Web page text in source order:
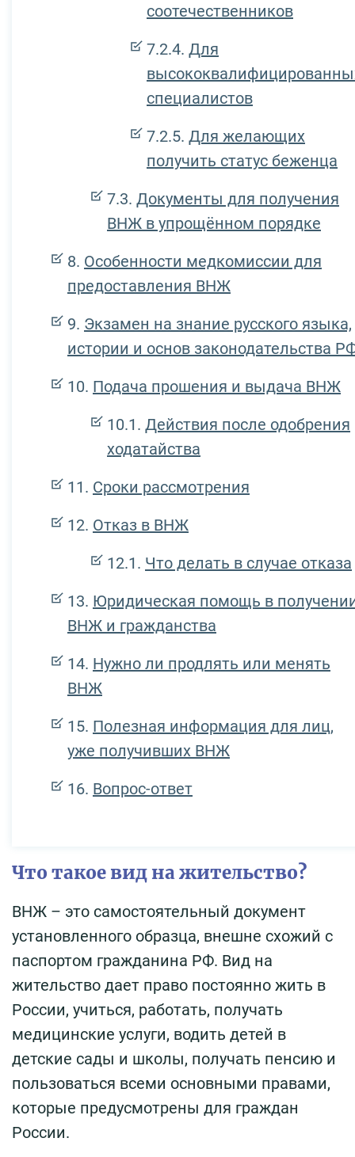
соотечественников
Для
специалистов
Для желающих
получить статус беженца
Документы для получения
ВНЖ в упрощённом порядке
Особенности медкомиссии для
предоставления ВНЖ
Экзамен на знание русского языка,
истории и основ законодательства
Подача прошения и выдача ВНЖ
Действия после одобрения
ходатайства
Сроки рассмотрения
Отказ в ВНЖ
Что делать в случае отказа
Юридическая помощь в
ВНЖ и гражданства
Нужно ли продлять или менять
ВНЖ
Полезная информация для лиц,
уже получивших ВНЖ
Вопрос-ответ
Что такое вид на жительство?
ВНЖ – это самостоятельный документ
установленного образца, внешне схожий с
паспортом гражданина РФ. Вид на
жительство дает право постоянно жить в
России, учиться, работать, получать
медицинские услуги, водить детей в
детские сады и школы, получать пенсию и
пользоваться всеми основными правами,
которые предусмотрены для граждан
России.